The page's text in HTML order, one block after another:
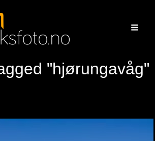
"hjørungavåg"